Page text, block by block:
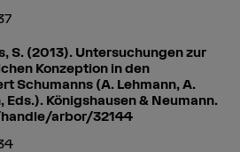
S. (2013). Untersuchungen zur
Konzeption in den
Schumanns (A. Lehmann, A.
Eds.). Königshausen & Neumann.
arbor/32144